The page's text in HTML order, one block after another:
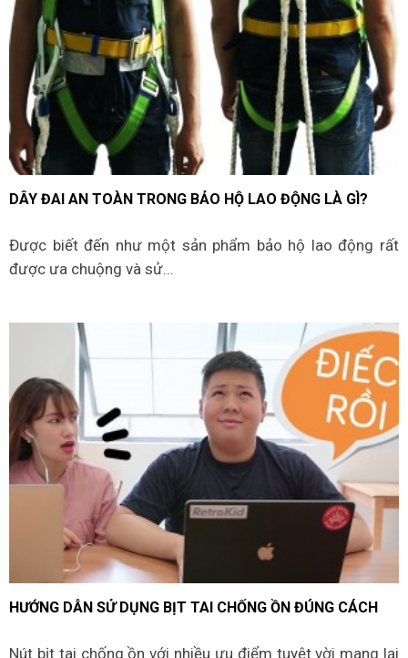
DÂY ĐAI AN TOÀN TRONG BẢO HỘ LAO ĐỘNG LÀ GÌ?
Được biết đến như một sản phẩm bảo hộ lao động rất
được ưa chuộng và sử...
HƯỚNG DẪN SỬ DỤNG BỊT TAI CHỐNG ỒN ĐÚNG CÁCH
Nút bịt tai chống ồn với nhiều ưu điểm tuyệt vời mang lại